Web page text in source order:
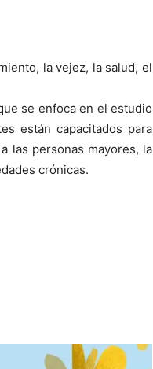
la vejez, la salud, el
se enfoca en el estudio
están capacitados para
las personas mayores, la
crónicas.